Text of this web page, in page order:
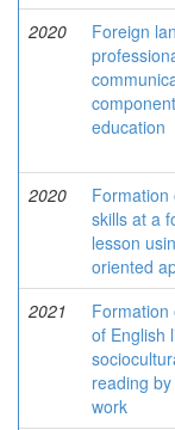
2020
Foreign
education
2020
Formation
skills at a
lesson
oriented
2021
Formation
of English
reading
work